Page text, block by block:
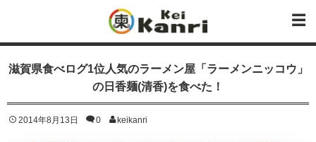
滋賀県食べログ1位人気のラーメン屋「ラーメンニッコウ」
の日香麺(清香)を食べた！
2014年8月13日 0 keikanri